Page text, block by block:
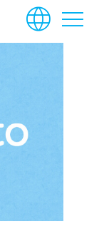
language menu